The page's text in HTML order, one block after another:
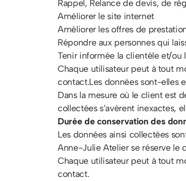
Rappel, Relance de devis, de
Améliorer le site internet
Améliorer les offres de
Répondre aux personnes qui
Tenir informée la clientèle et/ou
Chaque utilisateur peut à tout
contact.Les données sont-elles
Dans la mesure où le client est
collectées s’avèrent inexactes,
Durée de conservation des
Les données ainsi collectées
Anne-Julie Atelier se réserve le
Chaque utilisateur peut à tout
contact.